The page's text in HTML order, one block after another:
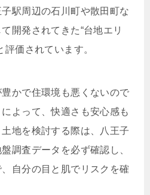
駅周辺の石川町や散田町な
開発されてきた“台地エリ
評価されています。
かで住環境も悪くないので
よって、快適さも安心感も
地を検討する際は、八王子
調査データを必ず確認し、
自分の目と肌でリスクを確